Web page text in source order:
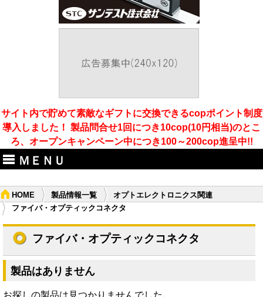
サイト内で貯めて素敵なギフトに交換できるcopポイント制度
導入しました！ 製品問合せ1回につき10cop(10円相当)のとこ
ろ、オープンキャンペーン中につき100～200cop進呈中!!
ＭＥＮＵ
HOME 製品情報一覧
オプトエレクトロニクス関連
ファイバ・オプティックコネクタ
ファイバ・オプティックコネクタ
製品はありません